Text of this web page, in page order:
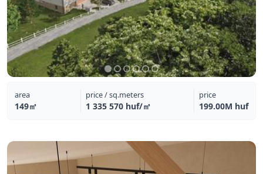
area
149㎡
price / sq.meters
1 335 570 huf/㎡
price
199.00M huf